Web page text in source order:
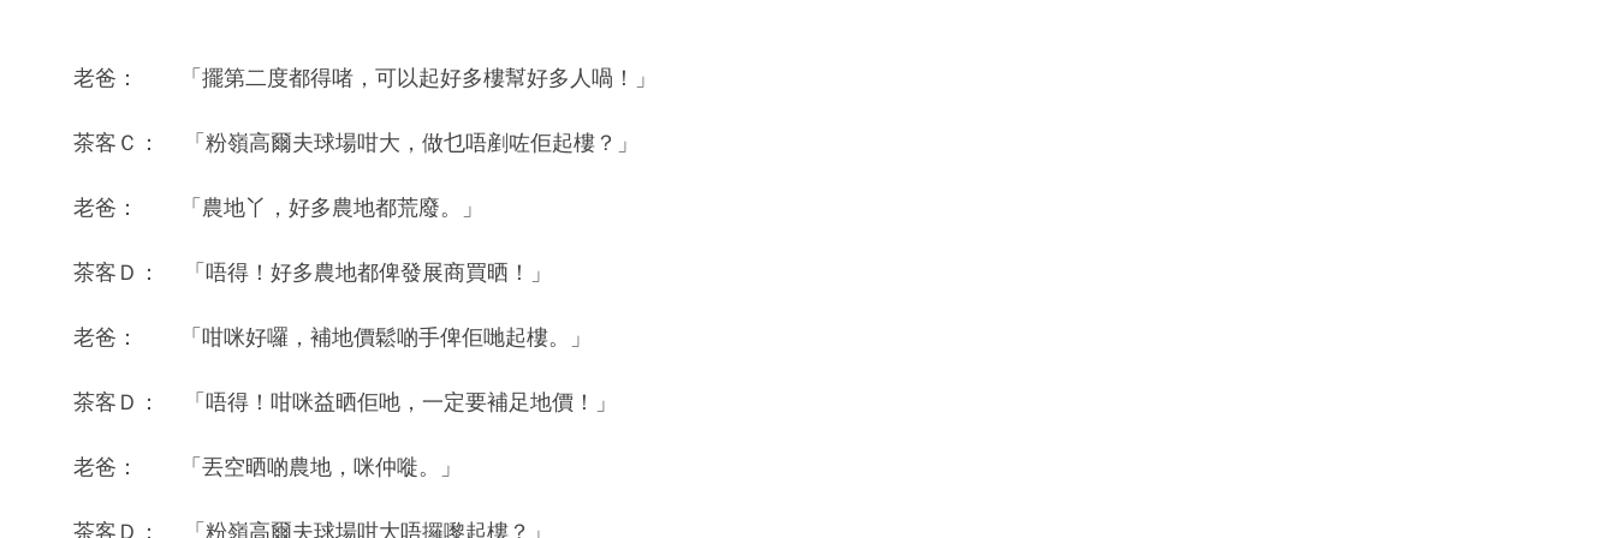
老爸： 「擺第二度都得啫，可以起好多樓幫好多人喎！」
茶客Ｃ： 「粉嶺高爾夫球場咁大，做乜唔剷咗佢起樓？」
老爸： 「農地丫，好多農地都荒廢。」
茶客Ｄ： 「唔得！好多農地都俾發展商買晒！」
老爸： 「咁咪好囉，補地價鬆啲手俾佢哋起樓。」
茶客Ｄ： 「唔得！咁咪益晒佢吔，一定要補足地價！」
老爸： 「丟空晒啲農地，咪仲嘥。」
茶客Ｄ： 「粉嶺高爾夫球場咁大唔攞嚟起樓？」